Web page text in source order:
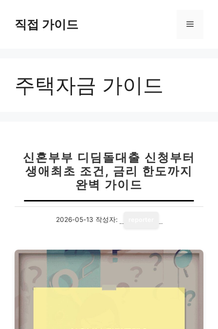
직접 가이드 메
주택자금 가이드
신혼부부 디딤돌대출 신청부터
생애최초 조건, 금리 한도까지
완벽 가이드
2026-05-13 작성자: